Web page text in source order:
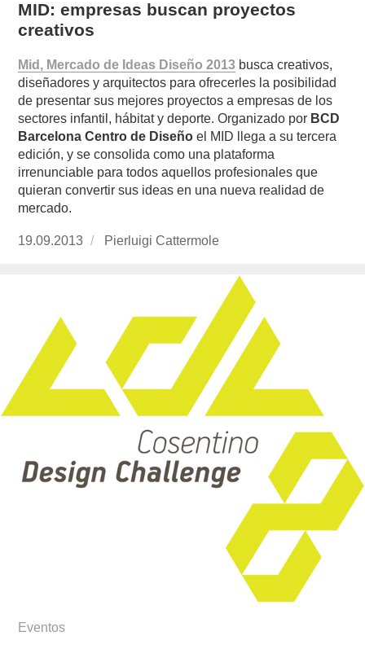
MID: empresas buscan proyectos
creativos
Mid, Mercado de Ideas Diseño 2013 busca creativos,
diseñadores y arquitectos para ofrecerles la posibilidad
de presentar sus mejores proyectos a empresas de los
sectores infantil, hábitat y deporte. Organizado por BCD
Barcelona Centro de Diseño el MID llega a su tercera
edición, y se consolida como una plataforma
irrenunciable para todos aquellos profesionales que
quieran convertir sus ideas en una nueva realidad de
mercado.
Publicado
19.09.2013
https://www.experimenta.es/author/pierluigi-
Pierluigi Cattermole
Eventos